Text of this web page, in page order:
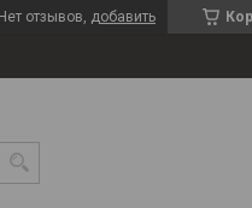
отзывов, добавить